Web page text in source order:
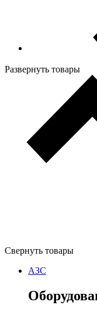
Развернуть товары
Свернуть товары
АЗС